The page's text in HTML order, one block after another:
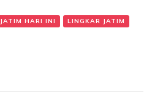
JATIM HARI INI LINGKAR JATIM